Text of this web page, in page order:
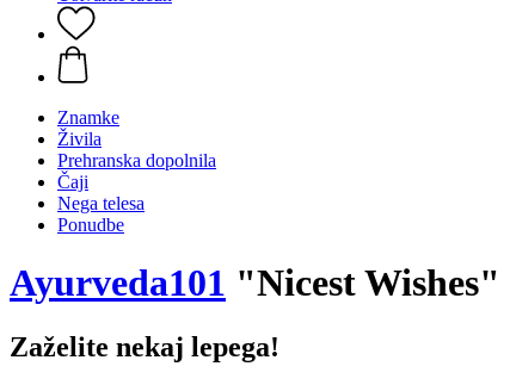
Znamke
Živila
Prehranska dopolnila
Čaji
Nega telesa
Ponudbe
Ayurveda101 "Nicest
Zaželite nekaj lepega!